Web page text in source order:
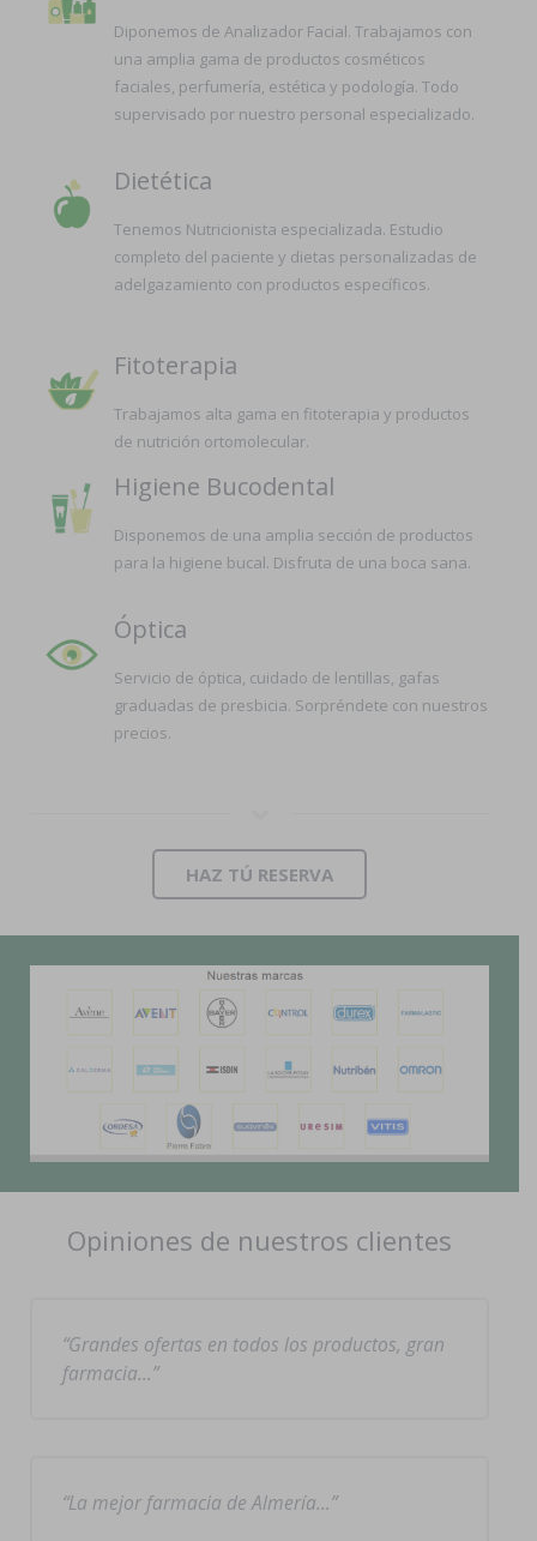
Diponemos de Analizador Facial. Trabajamos con
una amplia gama de productos cosméticos
faciales, perfumería, estética y podología. Todo
supervisado por nuestro personal especializado.
Dietética
Tenemos Nutricionista especializada. Estudio
completo del paciente y dietas personalizadas de
adelgazamiento con productos específicos.
Fitoterapia
Trabajamos alta gama en fitoterapia y productos
de nutrición ortomolecular.
Higiene Bucodental
Disponemos de una amplia sección de productos
para la higiene bucal. Disfruta de una boca sana.
Óptica
Servicio de óptica, cuidado de lentillas, gafas
graduadas de presbicia. Sorpréndete con nuestros
precios.
HAZ TÚ RESERVA
Opiniones de nuestros clientes
Grandes ofertas en todos los productos, gran
farmacia…
La mejor farmacia de Almería…